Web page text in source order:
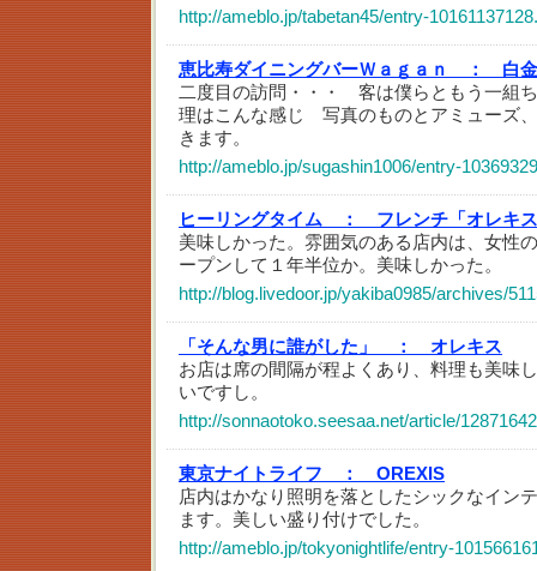
http://ameblo.jp/tabetan45/entry-
恵比寿ダイニングバーＷａｇａｎ ：
白
二度目の訪問・・・ 客は僕らともう一組
理はこんな感じ 写真のものとアミューズ
きます。
http://ameblo.jp/sugashin1006/entry-
ヒーリングタイム ：
フレンチ「オレキ
美味しかった。雰囲気のある店内は、女性
ープンして１年半位か。美味しかった。
http://blog.livedoor.jp/yakiba0985/archives/
「そんな男に誰がした」 ：
オレキス
お店は席の間隔が程よくあり、料理も美味
いですし。
http://sonnaotoko.seesaa.net/article/
東京ナイトライフ ：
OREXIS
店内はかなり照明を落としたシックなイン
ます。美しい盛り付けでした。
http://ameblo.jp/tokyonightlife/entry-